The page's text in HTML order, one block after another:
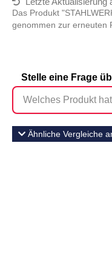
Das Produkt
genommen zur erneuten
Stelle eine Frage
Ähnliche Vergleiche